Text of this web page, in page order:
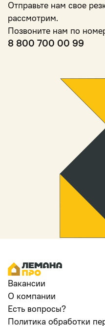
Отправьте нам свое
рассмотрим.
Позвоните нам по
8 800 700 00 99
Вакансии
О компании
Есть вопросы?
Политика обработки